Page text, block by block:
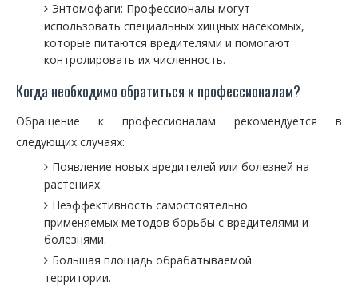
Энтомофаги: Профессионалы могут
использовать специальных хищных насекомых,
которые питаются вредителями и помогают
контролировать их численность.
Когда необходимо обратиться к профессионалам?
Обращение к профессионалам рекомендуется в
следующих случаях:
Появление новых вредителей или болезней на
растениях.
Неэффективность самостоятельно
применяемых методов борьбы с вредителями и
болезнями.
Большая площадь обрабатываемой
территории.